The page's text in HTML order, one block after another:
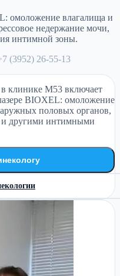
омоложение влагалища и
недержание мочи,
интимной зоны.
(3952) 26-55-13
в клинике М53 включает
BIOXEL: омоложение
половых органов,
и другими интимными